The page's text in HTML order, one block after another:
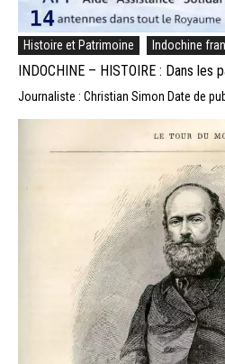
Histoire et Patrimoine Indochine
INDOCHINE – HISTOIRE : Dans les
Journaliste : Christian Simon Date de